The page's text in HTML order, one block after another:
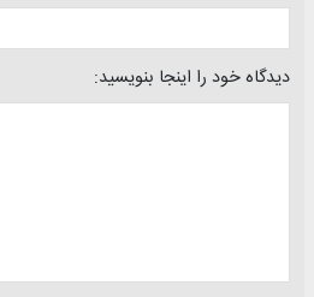
دیدگاه خود را اینجا بنویسید: